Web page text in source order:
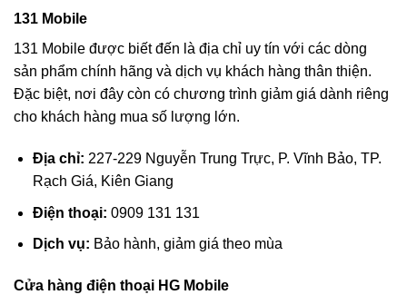
131 Mobile
131 Mobile được biết đến là địa chỉ uy tín với các dòng
sản phẩm chính hãng và dịch vụ khách hàng thân thiện.
Đặc biệt, nơi đây còn có chương trình giảm giá dành riêng
cho khách hàng mua số lượng lớn.
Địa chỉ: 227-229 Nguyễn Trung Trực, P. Vĩnh Bảo, TP.
Rạch Giá, Kiên Giang
Điện thoại: 0909 131 131
Dịch vụ: Bảo hành, giảm giá theo mùa
Cửa hàng điện thoại HG Mobile